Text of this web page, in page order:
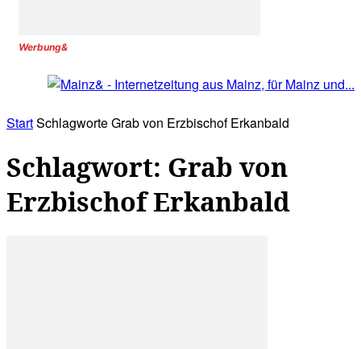
Werbung&
StartSchlagworteGrab von Erzbischof Erkanbald
Schlagwort: Grab von
Erzbischof Erkanbald